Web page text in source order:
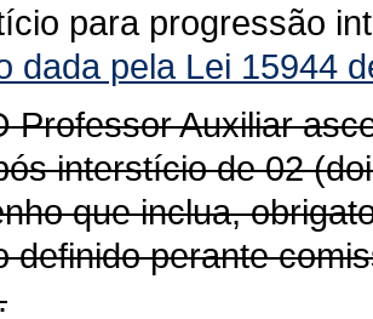
para progressão
dada pela Lei 15944
Professor Auxiliar
interstício de 02
que inclua,
definido perante